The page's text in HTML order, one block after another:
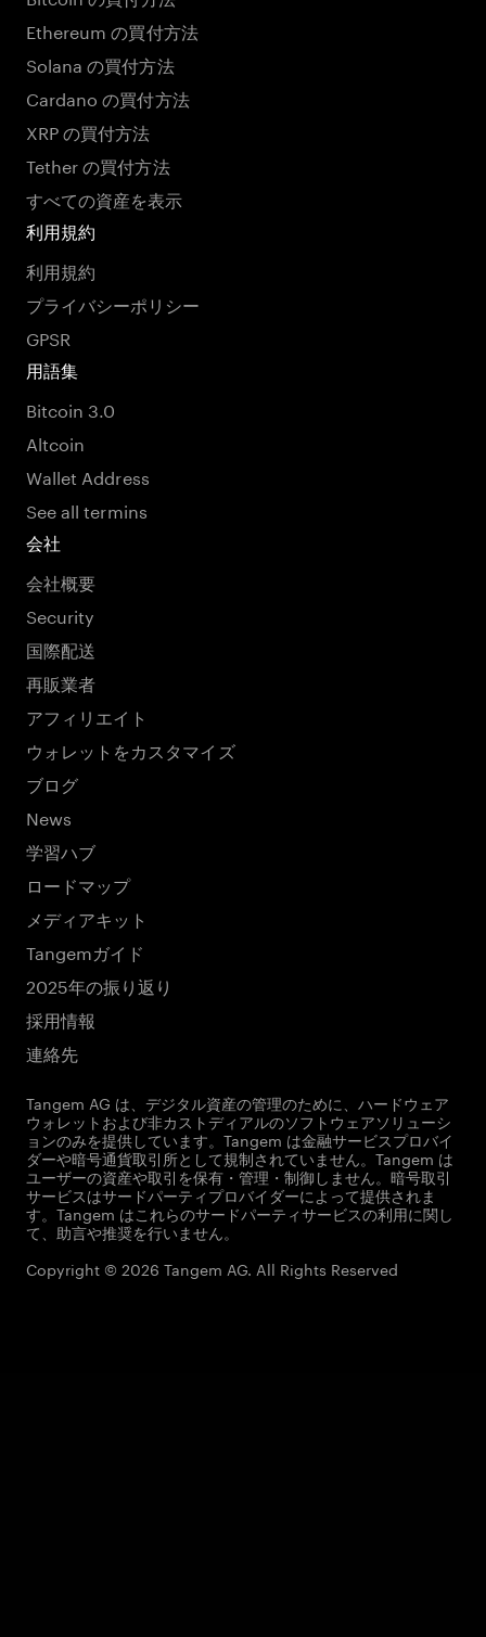
Ethereum の買付方法
Solana の買付方法
Cardano の買付方法
XRP の買付方法
Tether の買付方法
すべての資産を表示
利用規約
利用規約
プライバシーポリシー
GPSR
用語集
Bitcoin 3.0
Altcoin
Wallet Address
See all termins
会社
会社概要
Security
国際配送
再販業者
アフィリエイト
ウォレットをカスタマイズ
ブログ
News
学習ハブ
ロードマップ
メディアキット
Tangemガイド
2025年の振り返り
採用情報
連絡先
Tangem AG は、デジタル資産の管理のために、ハードウェア
ウォレットおよび非カストディアルのソフトウェアソリューシ
ョンのみを提供しています。Tangem は金融サービスプロバイ
ダーや暗号通貨取引所として規制されていません。Tangem は
ユーザーの資産や取引を保有・管理・制御しません。暗号取引
サービスはサードパーティプロバイダーによって提供されま
す。Tangem はこれらのサードパーティサービスの利用に関し
て、助言や推奨を行いません。